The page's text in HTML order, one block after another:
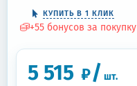
КУПИТЬ В 1 КЛИК
+55 бонусов за покупку
5 515 ₽/ шт.